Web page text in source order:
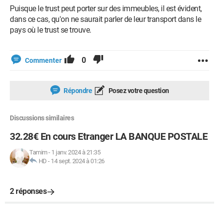
Puisque le trust peut porter sur des immeubles, il est évident,
dans ce cas, qu'on ne saurait parler de leur transport dans le
pays où le trust se trouve.
Commenter 0
Répondre Posez votre question
Discussions similaires
32.28€ En cours Etranger LA BANQUE POSTALE
Tamim- 1 janv. 2024 à 21:35
HD - 14 sept. 2024 à 01:26
2 réponses